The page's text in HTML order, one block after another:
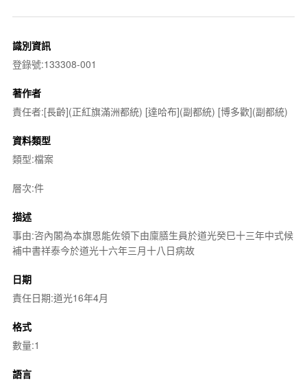
識別資訊
登錄號:133308-001
著作者
責任者:[長齡](正紅旗滿洲都統) [達哈布](副都統) [博多歡](副都統)
資料類型
類型:檔案
層次:件
描述
事由:咨內閣為本旗恩能佐領下由廩膳生員於道光癸巳十三年中式候
補中書祥泰今於道光十六年三月十八日病故
日期
責任日期:道光16年4月
格式
數量:1
語言